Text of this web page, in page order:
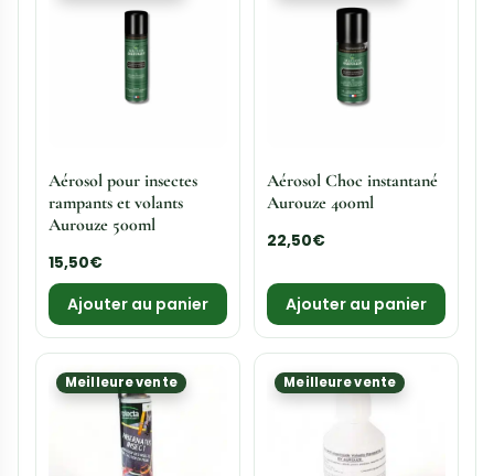
Aérosol pour insectes
rampants et volants
Aurouze 500ml
15,50€
Ajouter au panier
Aérosol Choc instantané
Aurouze 400ml
22,50€
Ajouter au panier
Meilleure vente Meilleure vente